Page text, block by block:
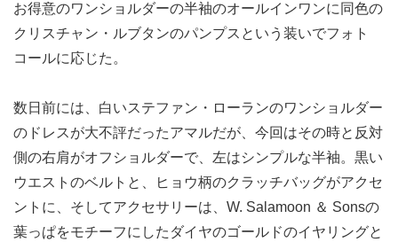
お得意のワンショルダーの半袖のオールインワンに同色の
クリスチャン・ルブタンのパンプスという装いでフォト
コールに応じた。
数日前には、白いステファン・ローランのワンショルダー
のドレスが大不評だったアマルだが、今回はその時と反対
側の右肩がオフショルダーで、左はシンプルな半袖。黒い
ウエストのベルトと、ヒョウ柄のクラッチバッグがアクセ
ントに、そしてアクセサリーは、W. Salamoon ＆ Sonsの
葉っぱをモチーフにしたダイヤのゴールドのイヤリングと